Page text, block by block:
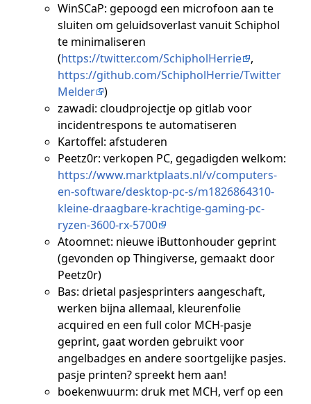
WinSCaP: gepoogd een microfoon aan te
sluiten om geluidsoverlast vanuit Schiphol
te minimaliseren
(https://twitter.com/SchipholHerrie
,
https://github.com/SchipholHerrie/Twitter
Melder )
zawadi: cloudprojectje op gitlab voor
incidentrespons te automatiseren
Kartoffel: afstuderen
Peetz0r: verkopen PC, gegadigden welkom:
https://www.marktplaats.nl/v/computers-
en-software/desktop-pc-s/m1826864310-
kleine-draagbare-krachtige-gaming-pc-
ryzen-3600-rx-5700
Atoomnet: nieuwe iButtonhouder geprint
(gevonden op Thingiverse, gemaakt door
Peetz0r)
Bas: drietal pasjesprinters aangeschaft,
werken bijna allemaal, kleurenfolie
acquired en een full color MCH-pasje
geprint, gaat worden gebruikt voor
angelbadges en andere soortgelijke pasjes.
pasje printen? spreekt hem aan!
boekenwuurm: druk met MCH, verf op een